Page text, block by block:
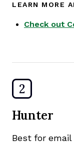
LEARN MORE
Check out
2
Hunter
Best for